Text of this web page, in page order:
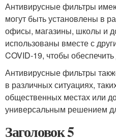
Антивирусные фильтры
могут быть установлены в
офисы, магазины, школы и
использованы вместе с
COVID-19, чтобы
Антивирусные фильтры
в различных ситуациях,
общественных местах или
универсальным решением
Заголовок 5